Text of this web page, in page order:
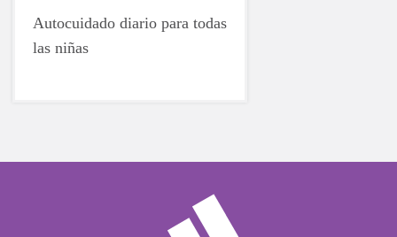
Autocuidado diario para todas
las niñas